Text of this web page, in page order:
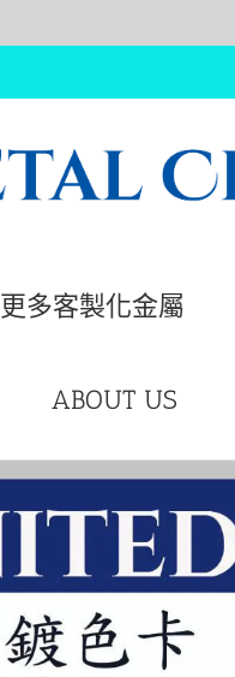
更多客製化金屬
ABOUT US